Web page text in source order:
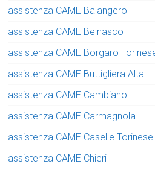
assistenza CAME Balangero
assistenza CAME Beinasco
assistenza CAME Borgaro
assistenza CAME Buttigliera Alta
assistenza CAME Cambiano
assistenza CAME Carmagnola
assistenza CAME Caselle Torinese
assistenza CAME Chieri